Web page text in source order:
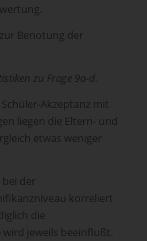
Benotung der
zu Frage 9a-d.
Akzeptanz mit
liegen die Eltern- und
etwas weniger
der
korreliert
die
jeweils beeinflußt.